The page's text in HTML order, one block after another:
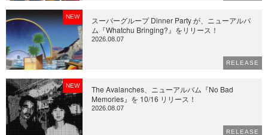
NEW
スーパーグループ Dinner Party が、ニューアルバ
ム『Whatchu Bringing?』をリリース！
2026.08.07
RELEASE
NEW
The Avalanches、ニューアルバム『No Bad
Memories』を 10/16 リリース！
2026.08.07
RELEASE